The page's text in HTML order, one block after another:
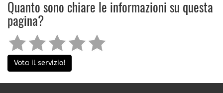
Quanto sono chiare le informazioni su questa
pagina?
Vota il servizio!